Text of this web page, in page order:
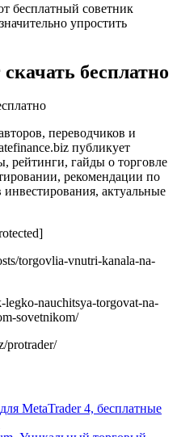
бесплатный советник
упростить
бесплатно
переводчиков и
публикует
рейтинги, гайды о торговле
рекомендации по
актуальные
torgovlia-vnutri-kanala-na-
legko-nauchitsya-torgovat-na-
sovetnikom/
protrader/
MetaTrader 4, бесплатные